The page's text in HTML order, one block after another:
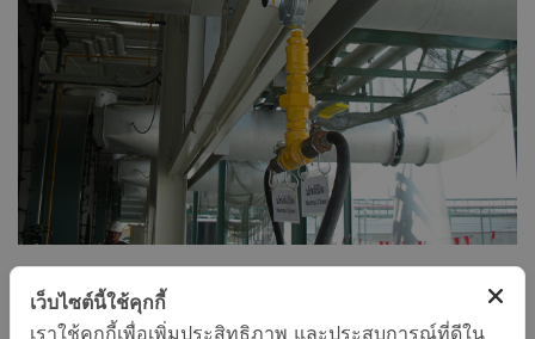
เว็บไซต์นี้ใช้คุกกี้
เราใช้คุกกี้เพื่อเพิ่มประสิทธิภาพ และประสบการณ์ที่ดีใน